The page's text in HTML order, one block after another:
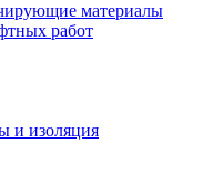
материалы
работ
и изоляция